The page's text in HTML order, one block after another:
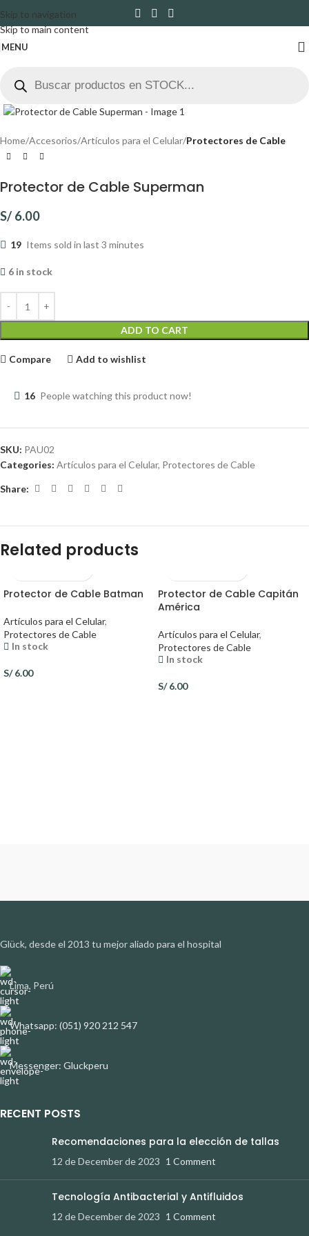
Skip to navigation
Skip to main content
MENU
Click to enlarge
Home Accesorios Artículos para el Celular Protectores de Cable
Protector de Cable Superman
S/ 6.00
19 Items sold in last 3 minutes
6 in stock
ADD TO CART
Compare Add to wishlist
16 People watching this product now!
SKU: PAU02
Categories: Artículos para el Celular, Protectores de Cable
Share:
Related products
Protector de Cable Batman
Artículos para el Celular,
Protectores de Cable
In stock
S/6.00
Protector de Cable Capitán
América
Artículos para el Celular,
Protectores de Cable
In stock
S/6.00
Glück, desde el 2013 tu mejor aliado para el hospital
Lima, Perú
Whatsapp: (051) 920 212 547
Messenger: Gluckperu
RECENT POSTS
Recomendaciones para la elección de tallas
12 de December de 2023 1 Comment
Tecnología Antibacterial y Antifluidos
12 de December de 2023 1 Comment